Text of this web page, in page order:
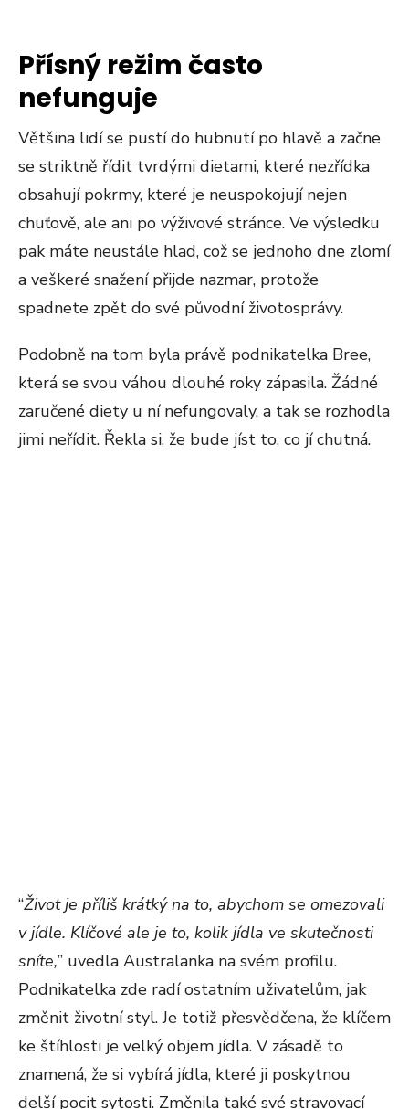
Přísný režim často
nefunguje
Většina lidí se pustí do hubnutí po hlavě a začne
se striktně řídit tvrdými dietami, které nezřídka
obsahují pokrmy, které je neuspokojují nejen
chuťově, ale ani po výživové stránce. Ve výsledku
pak máte neustále hlad, což se jednoho dne zlomí
a veškeré snažení přijde nazmar, protože
spadnete zpět do své původní životosprávy.
Podobně na tom byla právě podnikatelka Bree,
která se svou váhou dlouhé roky zápasila. Žádné
zaručené diety u ní nefungovaly, a tak se rozhodla
jimi neřídit. Řekla si, že bude jíst to, co jí chutná.
“Život je příliš krátký na to, abychom se omezovali
v jídle. Klíčové ale je to, kolik jídla ve skutečnosti
sníte,” uvedla Australanka na svém profilu.
Podnikatelka zde radí ostatním uživatelům, jak
změnit životní styl. Je totiž přesvědčena, že klíčem
ke štíhlosti je velký objem jídla. V zásadě to
znamená, že si vybírá jídla, které ji poskytnou
delší pocit sytosti. Změnila také své stravovací